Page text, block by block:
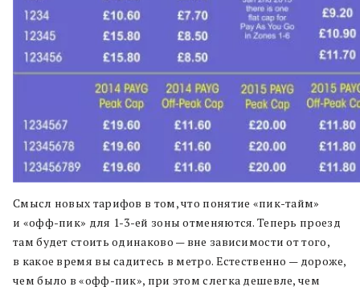
Смысл новых тарифов в том, что понятие «пик-тайм»
и «офф-пик» для 1-3-ей зоны отменяются. Теперь проезд
там будет стоить одинаково — вне зависимости от того,
в какое время вы садитесь в метро. Естественно — дороже,
чем было в «офф-пик», при этом слегка дешевле, чем